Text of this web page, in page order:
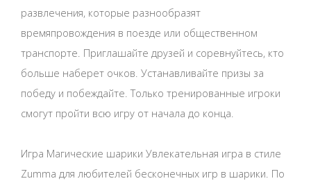
развлечения, которые разнообразят
времяпровождения в поезде или общественном
транспорте. Приглашайте друзей и соревнуйтесь, кто
больше наберет очков. Устанавливайте призы за
победу и побеждайте. Только тренированные игроки
смогут пройти всю игру от начала до конца.
Игра Магические шарики Увлекательная игра в стиле
Zumma для любителей бесконечных игр в шарики. По